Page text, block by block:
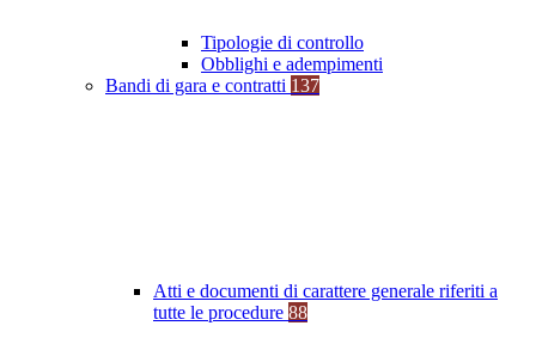
Tipologie di controllo
Obblighi e adempimenti
Bandi di gara e contratti 137
Atti e documenti di carattere generale riferiti a
tutte le procedure 88